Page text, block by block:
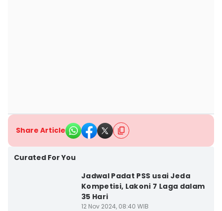
Share Article
Curated For You
Jadwal Padat PSS usai Jeda
Kompetisi, Lakoni 7 Laga dalam
35 Hari
12 Nov 2024, 08:40 WIB